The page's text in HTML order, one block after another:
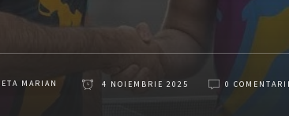
MARIAN 4 NOIEMBRIE 2025 0 COMENTARII